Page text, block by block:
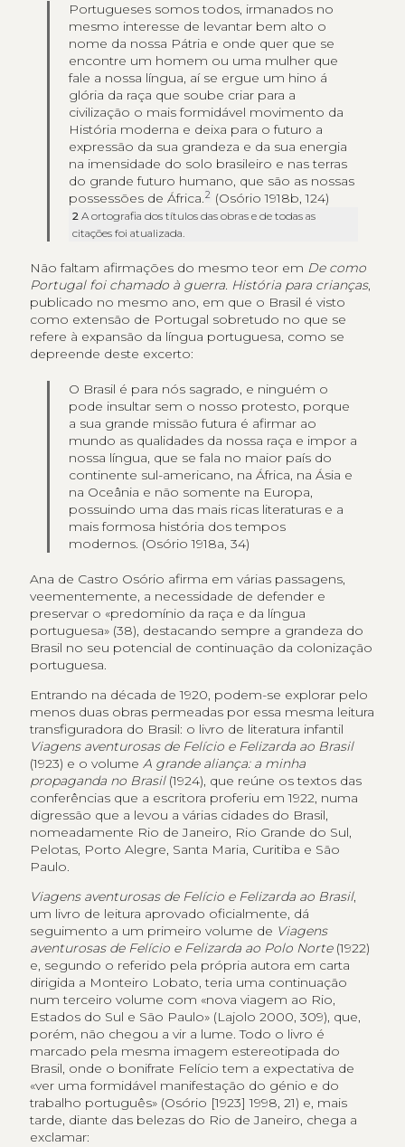
Portugueses somos todos, irmanados no
mesmo interesse de levantar bem alto o
nome da nossa Pátria e onde quer que se
encontre um homem ou uma mulher que
fale a nossa língua, aí se ergue um hino á
glória da raça que soube criar para a
civilização o mais formidável movimento da
História moderna e deixa para o futuro a
expressão da sua grandeza e da sua energia
na imensidade do solo brasileiro e nas terras
do grande futuro humano, que são as nossas
possessões de África.2 (Osório 1918b, 124)
2A ortografia dos títulos das obras e de todas as
citações foi atualizada.
Não faltam afirmações do mesmo teor em De como
Portugal foi chamado à guerra. História para crianças,
publicado no mesmo ano, em que o Brasil é visto
como extensão de Portugal sobretudo no que se
refere à expansão da língua portuguesa, como se
depreende deste excerto:
O Brasil é para nós sagrado, e ninguém o
pode insultar sem o nosso protesto, porque
a sua grande missão futura é afirmar ao
mundo as qualidades da nossa raça e impor a
nossa língua, que se fala no maior país do
continente sul-americano, na África, na Ásia e
na Oceânia e não somente na Europa,
possuindo uma das mais ricas literaturas e a
mais formosa história dos tempos
modernos. (Osório 1918a, 34)
Ana de Castro Osório afirma em várias passagens,
veementemente, a necessidade de defender e
preservar o «predomínio da raça e da língua
portuguesa» (38), destacando sempre a grandeza do
Brasil no seu potencial de continuação da colonização
portuguesa.
Entrando na década de 1920, podem-se explorar pelo
menos duas obras permeadas por essa mesma leitura
transfiguradora do Brasil: o livro de literatura infantil
Viagens aventurosas de Felício e Felizarda ao Brasil
(1923) e o volume A grande aliança: a minha
propaganda no Brasil(1924), que reúne os textos das
conferências que a escritora proferiu em 1922, numa
digressão que a levou a várias cidades do Brasil,
nomeadamente Rio de Janeiro, Rio Grande do Sul,
Pelotas, Porto Alegre, Santa Maria, Curitiba e São
Paulo.
Viagens aventurosas de Felício e Felizarda ao Brasil,
um livro de leitura aprovado oficialmente, dá
seguimento a um primeiro volume de Viagens
aventurosas de Felício e Felizarda ao Polo Norte(1922)
e, segundo o referido pela própria autora em carta
dirigida a Monteiro Lobato, teria uma continuação
num terceiro volume com «nova viagem ao Rio,
Estados do Sul e São Paulo» (Lajolo 2000, 309), que,
porém, não chegou a vir a lume. Todo o livro é
marcado pela mesma imagem estereotipada do
Brasil, onde o bonifrate Felício tem a expectativa de
«ver uma formidável manifestação do génio e do
trabalho português» (Osório [1923] 1998, 21) e, mais
tarde, diante das belezas do Rio de Janeiro, chega a
exclamar: